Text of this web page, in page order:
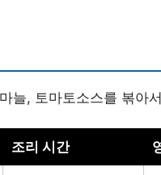
늘, 토마토소스를 볶아
조리 시간